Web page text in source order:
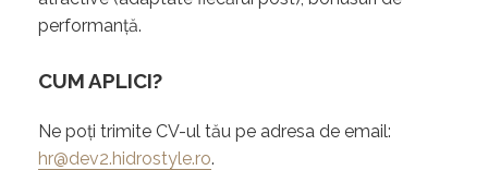
performanță.
CUM APLICI?
Ne poți trimite CV-ul tău pe adresa de email:
hr@dev2.hidrostyle.ro.